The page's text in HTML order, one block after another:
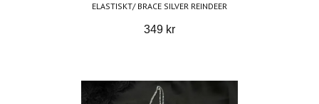
ELASTISKT/ BRACE SILVER REINDEER
349 kr